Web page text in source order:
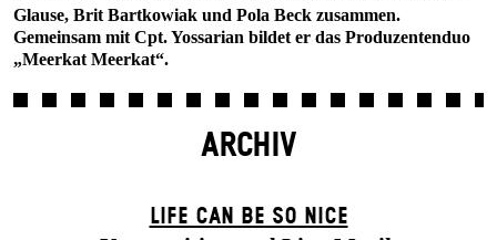
Glause, Brit Bartkowiak und Pola Beck zusammen.
Gemeinsam mit Cpt. Yossarian bildet er das Produzentenduo
„Meerkat Meerkat“.
ARCHIV
LIFE CAN BE SO NICE